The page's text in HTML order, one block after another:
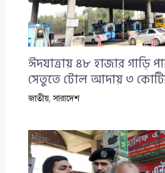
ঈদযাত্রায় ৪৮ হাজার গাড়ি
সেতুতে টোল আদায় ৩
জাতীয়,সারাদেশ